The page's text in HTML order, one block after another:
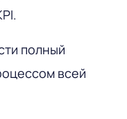
полный
всей